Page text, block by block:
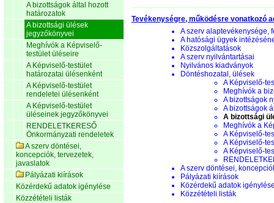
A bizottságok által hozott
határozatok
A bizottsági ülések
jegyzőkönyvei
Meghívók a Képviselő-
testület üléseire
A Képviselő-testület
határozatai ülésenként
A Képviselő-testület
rendeletei ülésenként
A Képviselő-testület
üléseinek jegyzőkönyvei
RENDELETKERESŐ
Önkormányzati rendeletek
A szerv döntései,
koncepciók, tervezetek,
javaslatok
Pályázati kiírások
Közérdekű adatok igénylése
Közzétételi listák
Tevékenységre, működésre vonatkozó
A szerv alaptevékenysége,
A hatósági ügyek
Közszolgáltatások
A szerv nyilvántartásai
Nyilvános kiadványok
Döntéshozatal, ülések
A Képviselő-
Meghívók a
A bizottságok
A bizottságok
A bizottsági
Meghívók a
A Képviselő-
A Képviselő-
A Képviselő-
A szerv döntései,
Pályázati kiírások
Közérdekű adatok
Közzétételi listák